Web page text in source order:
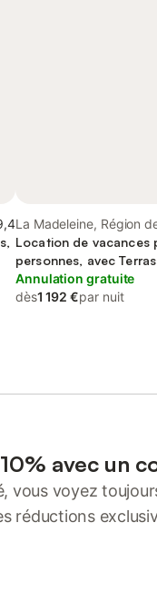
La Madeleine, Région
Location de vacances
personnes, avec
Annulation gratuite
dès1 192 €par nuit
avec un
vous voyez
réductions